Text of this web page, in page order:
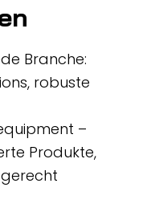
Branche:
robuste
–
Produkte,